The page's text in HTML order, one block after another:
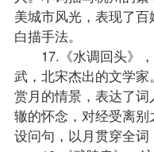
美城市风光，表现了
白描手法。
17.《水调回头》，
武，北宋杰出的文学
赏月的情景，表达了
辙的怀念，对经受离
设问句，以月贯穿全词